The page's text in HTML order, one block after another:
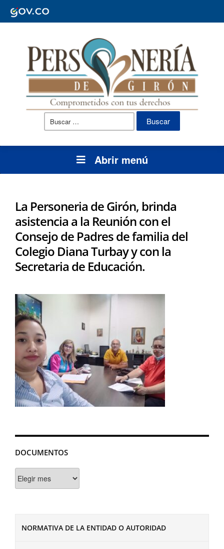
Buscar:
Abrir menú
DOCUMENTOS
NORMATIVA DE LA ENTIDAD O AUTORIDAD
La Personeria de Girón, brinda
asistencia a la Reunión con el
Consejo de Padres de familia del
Colegio Diana Turbay y con la
Secretaria de Educación.